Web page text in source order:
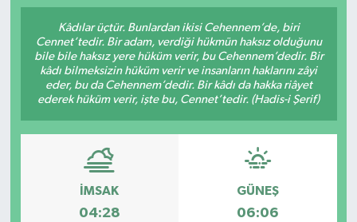
Kâdılar üçtür. Bunlardan ikisi Cehennem’de, biri
Cennet’tedir. Bir adam, verdiği hükmün haksız olduğunu
bile bile haksız yere hüküm verir, bu Cehennem’dedir. Bir
kâdı bilmeksizin hüküm verir ve insanların haklarını zâyi
eder, bu da Cehennem’dedir. Bir kâdı da hakka riâyet
ederek hüküm verir, işte bu, Cennet’tedir. (Hadis-i Şerif)
İMSAK
04:28
GÜNEŞ
06:06